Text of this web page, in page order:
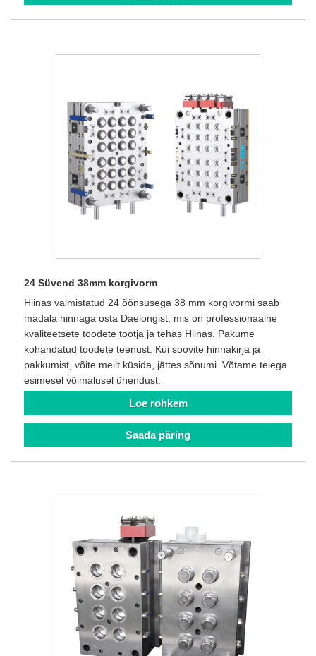
24 Süvend 38mm korgivorm
Hiinas valmistatud 24 õõnsusega 38 mm korgivormi saab
madala hinnaga osta Daelongist, mis on professionaalne
kvaliteetsete toodete tootja ja tehas Hiinas. Pakume
kohandatud toodete teenust. Kui soovite hinnakirja ja
pakkumist, võite meilt küsida, jättes sõnumi. Võtame teiega
esimesel võimalusel ühendust.
Loe rohkem
Saada päring